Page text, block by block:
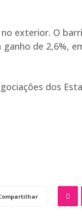
exterior. O
de 2,6%,
dos